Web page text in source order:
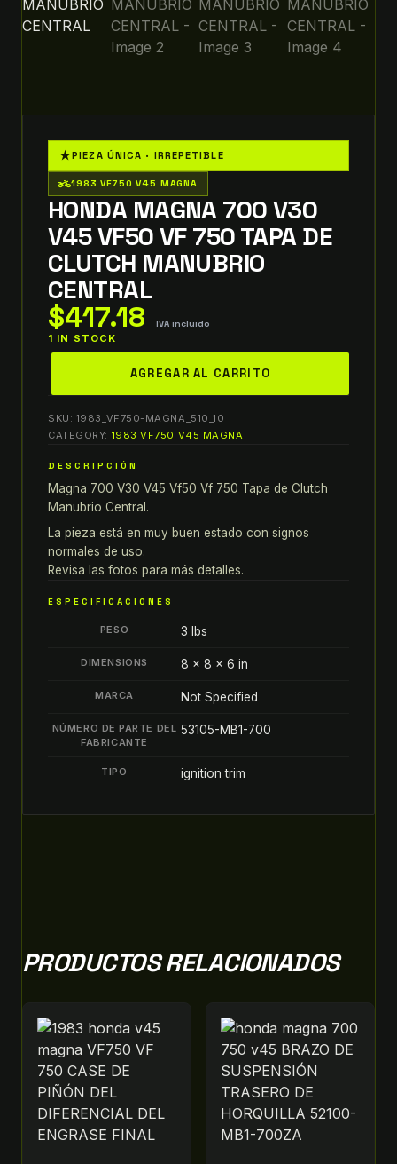
★PIEZA ÚNICA · IRREPETIBLE
two_wheeler1983 VF750 V45 MAGNA
HONDA MAGNA 700 V30
V45 VF50 VF 750 TAPA DE
CLUTCH MANUBRIO
CENTRAL
$417.18 IVA incluido
1 IN STOCK
v30
VF50
VF
750
TAPA
DE
CLUTCH
MANUBRIO
AGREGAR AL CARRITO
SKU: 1983_VF750-MAGNA_510_10
CATEGORY: 1983 VF750 V45 MAGNA
DESCRIPCIÓN
Magna 700 V30 V45 Vf50 Vf 750 Tapa de Clutch
Manubrio Central.
La pieza está en muy buen estado con signos
normales de uso.
Revisa las fotos para más detalles.
ESPECIFICACIONES
PESO 3 lbs
DIMENSIONS 8 × 8 × 6 in
MARCA Not Specified
NÚMERO DE PARTE DEL
FABRICANTE
53105-MB1-700
TIPO ignition trim
PRODUCTOS RELACIONADOS